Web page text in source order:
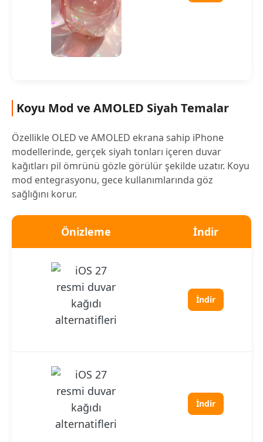
Koyu Mod ve AMOLED Siyah Temalar
Özellikle OLED ve AMOLED ekrana sahip iPhone
modellerinde, gerçek siyah tonları içeren duvar
kağıtları pil ömrünü gözle görülür şekilde uzatır. Koyu
mod entegrasyonu, gece kullanımlarında göz
sağlığını korur.
Önizleme İndir
İndir
İndir